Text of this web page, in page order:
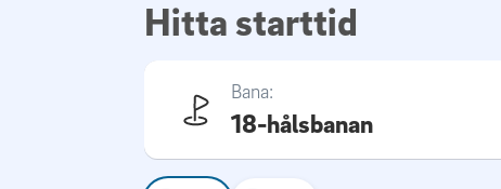
Hitta starttid
Bana:
18-hålsbanan